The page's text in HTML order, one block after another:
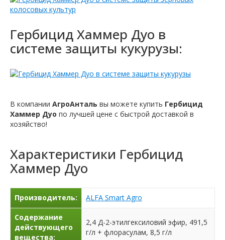
Гербицид Хаммер Дуо в
системе защиты кукурузы:
В компании АгроАнталь вы можете купить Гербицид
Хаммер Дуо по лучшей цене с быстрой доставкой в ​​
хозяйство!
Характеристики Гербицид
Хаммер Дуо
Производитель: ALFA Smart Agro
Содержание
действующего
вещества:
2,4 Д-2-этилгексиловий эфир, 491,5
г/л + флорасулам, 8,5 г/л